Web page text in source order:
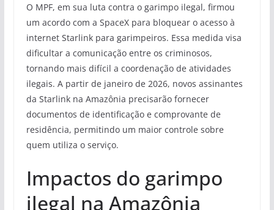
O MPF, em sua luta contra o garimpo ilegal, firmou
um acordo com a SpaceX para bloquear o acesso à
internet Starlink para garimpeiros. Essa medida visa
dificultar a comunicação entre os criminosos,
tornando mais difícil a coordenação de atividades
ilegais. A partir de janeiro de 2026, novos assinantes
da Starlink na Amazônia precisarão fornecer
documentos de identificação e comprovante de
residência, permitindo um maior controle sobre
quem utiliza o serviço.
Impactos do garimpo
ilegal na Amazônia